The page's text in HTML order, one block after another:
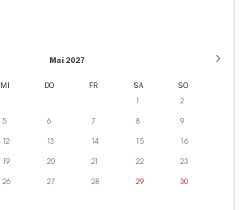
Mai 2027
MI DO FR SA SO
1 2
5 6 7 8 9
12 13 14 15 16
19 20 21 22 23
26 27 28 29 30